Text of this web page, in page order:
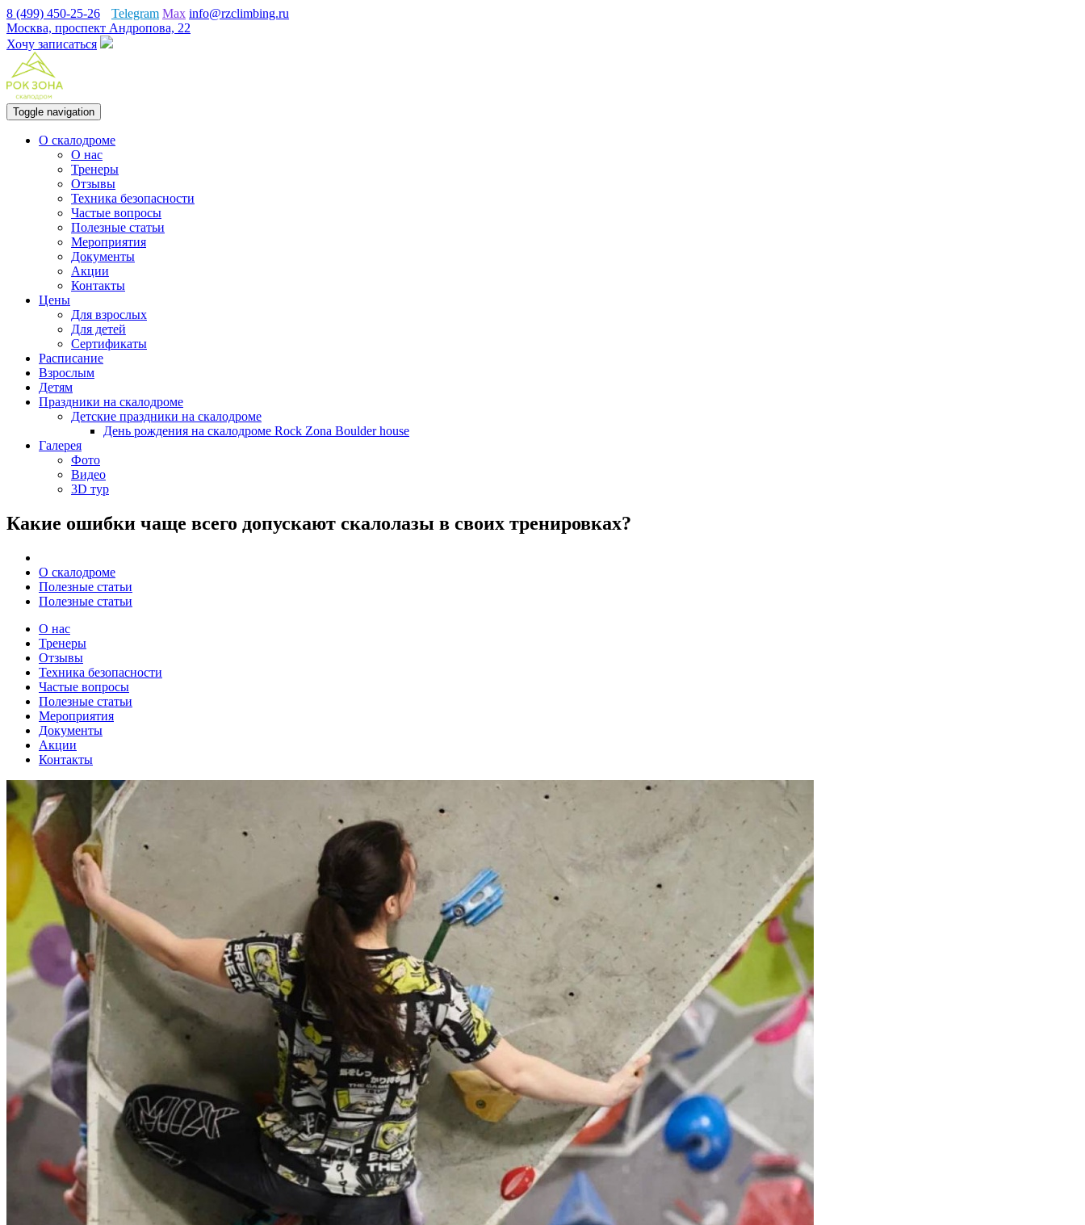
8 (499) 450-25-26 Telegram Max info@rzclimbing.ru
Москва, проспект Андропова, 22
Хочу записаться
Toggle navigation
О скалодроме
О нас
Тренеры
Отзывы
Техника безопасности
Частые вопросы
Полезные статьи
Мероприятия
Документы
Акции
Контакты
Цены
Для взрослых
Для детей
Сертификаты
Расписание
Взрослым
Детям
Праздники на скалодроме
Детские праздники на скалодроме
День рождения на скалодроме Rock Zona Boulder house
Галерея
Фото
Видео
3D тур
Какие ошибки чаще всего допускают скалолазы в своих тренировках?
О скалодроме
Полезные статьи
Полезные статьи
О нас
Тренеры
Отзывы
Техника безопасности
Частые вопросы
Полезные статьи
Мероприятия
Документы
Акции
Контакты